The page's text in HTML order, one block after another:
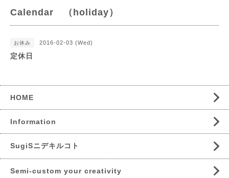
Calendar （holiday）
お休み 2016-02-03 (Wed)
定休日
HOME
Information
SugiSニデキルコト
Semi-custom your creativity